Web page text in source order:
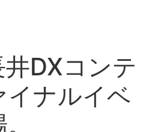
DXコンテ
イナルイベ